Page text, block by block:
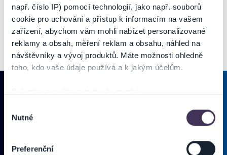
např. číslo IP) pomocí technologií, jako např. souborů
cookie pro uchování a přístup k informacím na vašem
zařízení, abychom vám mohli nabízet personalizované
reklamy a obsah, měření reklam a obsahu, náhled na
návštěvníky a vývoj produktů. Máte možnosti ohledně
toho, kdo vaše údaje používá a k jakým účelům.
které mohou být přesné na několik metrů
skenování pro konkrétní charakteristiky (otisk prstu)
souhlasu
Nutné
Preferenční
PRIHLÁSIŤ SA K ODBERU NOVINIEK
Pridajte sa do zoznamu odberateľov a doručte si najnovšie špeciálne